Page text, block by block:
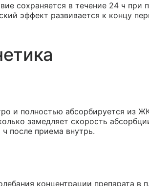
сохраняется в течение 24 ч при
эффект развивается к концу
и полностью абсорбируется из
замедляет скорость
ч после приема внутрь.
концентрации препарата в